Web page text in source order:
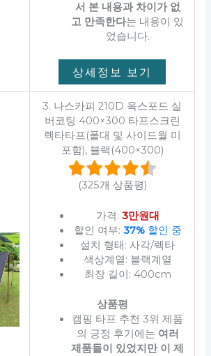
서 본 내용과 차이가 없
고 만족한다는 내용이 있
었습니다.
상세정보 보기
3. 나스카피 210D 옥스포드 실
버코팅 400×300 타프스크린
렉타타프(폴대 및 사이드월 미
포함), 블랙(400×300)
(325개 상품평)
가격: 3만원대
할인 여부: 37%할인 중
설치 형태: 사각/렉타
색상계열: 블랙계열
최장 길이: 400cm
상품평
캠핑 타프 추천 3위 제품
의 긍정 후기에는 여러
제품들이 있었지만 이 제